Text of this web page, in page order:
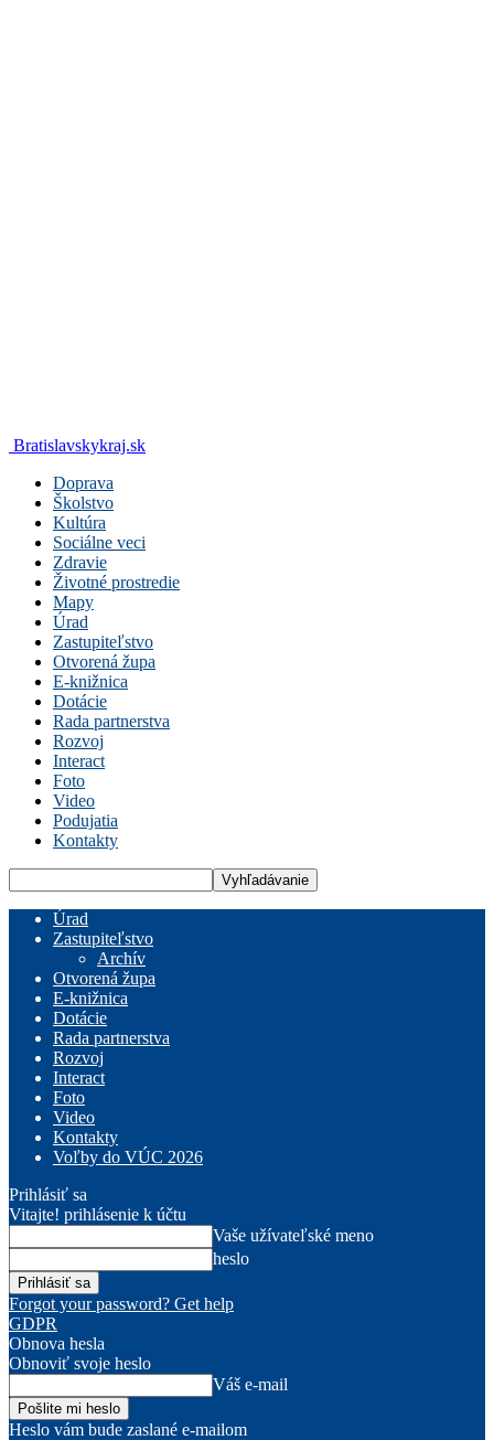
Bratislavskykraj.sk
Doprava
Školstvo
Kultúra
Sociálne veci
Zdravie
Životné prostredie
Mapy
Úrad
Zastupiteľstvo
Otvorená župa
E-knižnica
Dotácie
Rada partnerstva
Rozvoj
Interact
Foto
Video
Podujatia
Kontakty
Úrad
Zastupiteľstvo
Archív
Otvorená župa
E-knižnica
Dotácie
Rada partnerstva
Rozvoj
Interact
Foto
Video
Kontakty
Voľby do VÚC 2026
Prihlásiť sa
Vitajte! prihlásenie k účtu
Vaše užívateľské meno
heslo
Forgot your password? Get help
GDPR
Obnova hesla
Obnoviť svoje heslo
Váš e-mail
Heslo vám bude zaslané e-mailom